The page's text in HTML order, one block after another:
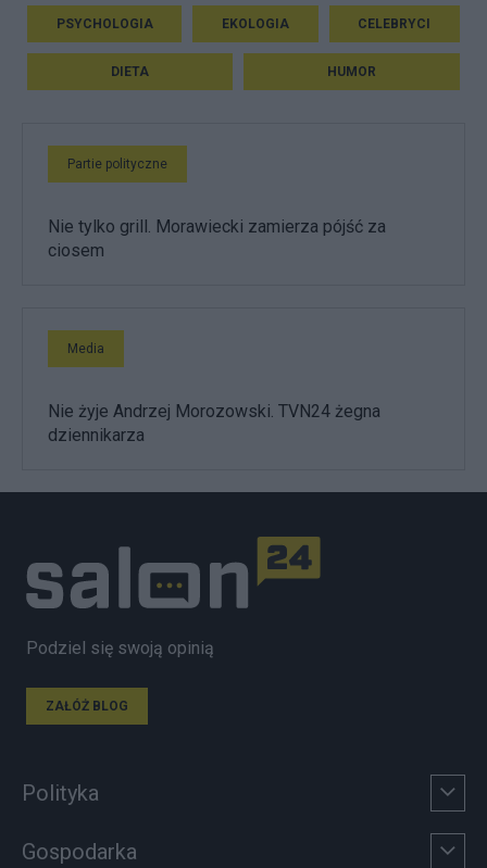
PSYCHOLOGIA EKOLOGIA CELEBRYCI
DIETA HUMOR
Partie polityczne
Nie tylko grill. Morawiecki zamierza pójść za
ciosem
Media
Nie żyje Andrzej Morozowski. TVN24 żegna
dziennikarza
Podziel się swoją opinią
ZAŁÓŻ BLOG
Polityka
Gospodarka